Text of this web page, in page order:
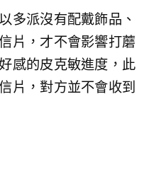
多派沒有配戴飾品、
片，才不會影響打蘑
感的皮克敏進度，此
片，對方並不會收到